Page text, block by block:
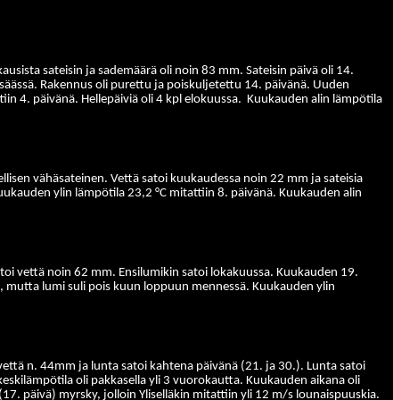
sateisin ja sademäärä oli noin 83 mm. Sateisin päivä oli 14.
Rakennus oli purettu ja poiskuljetettu 14. päivänä. Uuden
4. päivänä. Hellepäiviä oli 4 kpl elokuussa. Kuukauden alin lämpötila
vähäsateinen. Vettä satoi kuukaudessa noin 22 mm ja sateisia
ylin lämpötila 23,2 °C mitattiin 8. päivänä. Kuukauden alin
vettä noin 62 mm. Ensilumikin satoi lokakuussa. Kuukauden 19.
lumi suli pois kuun loppuun mennessä. Kuukauden ylin
n. 44mm ja lunta satoi kahtena päivänä (21. ja 30.). Lunta satoi
oli pakkasella yli 3 vuorokautta. Kuukauden aikana oli
päivä) myrsky, jolloin Yliselläkin mitattiin yli 12 m/s lounaispuuskia.